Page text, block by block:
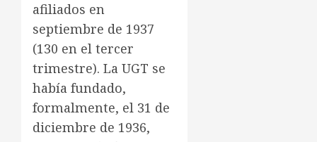
afiliados en
septiembre de 1937
(130 en el tercer
trimestre). La UGT se
había fundado,
formalmente, el 31 de
diciembre de 1936,